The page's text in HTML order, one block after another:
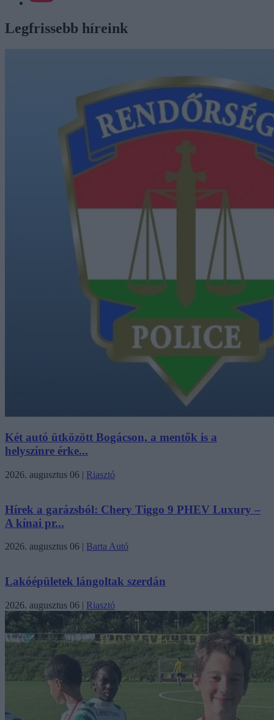
Legfrissebb híreink
Két autó ütközött Bogácson, a mentők is a
helyszínre érke...
2026. augusztus 06 | Riasztó
Hírek a garázsból: Chery Tiggo 9 PHEV Luxury –
A kínai pr...
2026. augusztus 06 | Barta Autó
Lakóépületek lángoltak szerdán
2026. augusztus 06 | Riasztó